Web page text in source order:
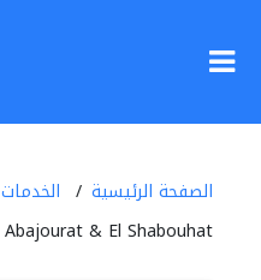
الصفحة الرئيسية الخدمات
Abajourat & El Shabouhat